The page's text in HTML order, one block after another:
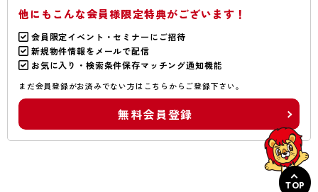
他にもこんな会員様限定特典がございます！
会員限定イベント・セミナーにご招待
新規物件情報をメールで配信
お気に入り・検索条件保存マッチング通知機能
まだ会員登録がお済みでない方はこちらからご登録下さい。
無料会員登録
TOP